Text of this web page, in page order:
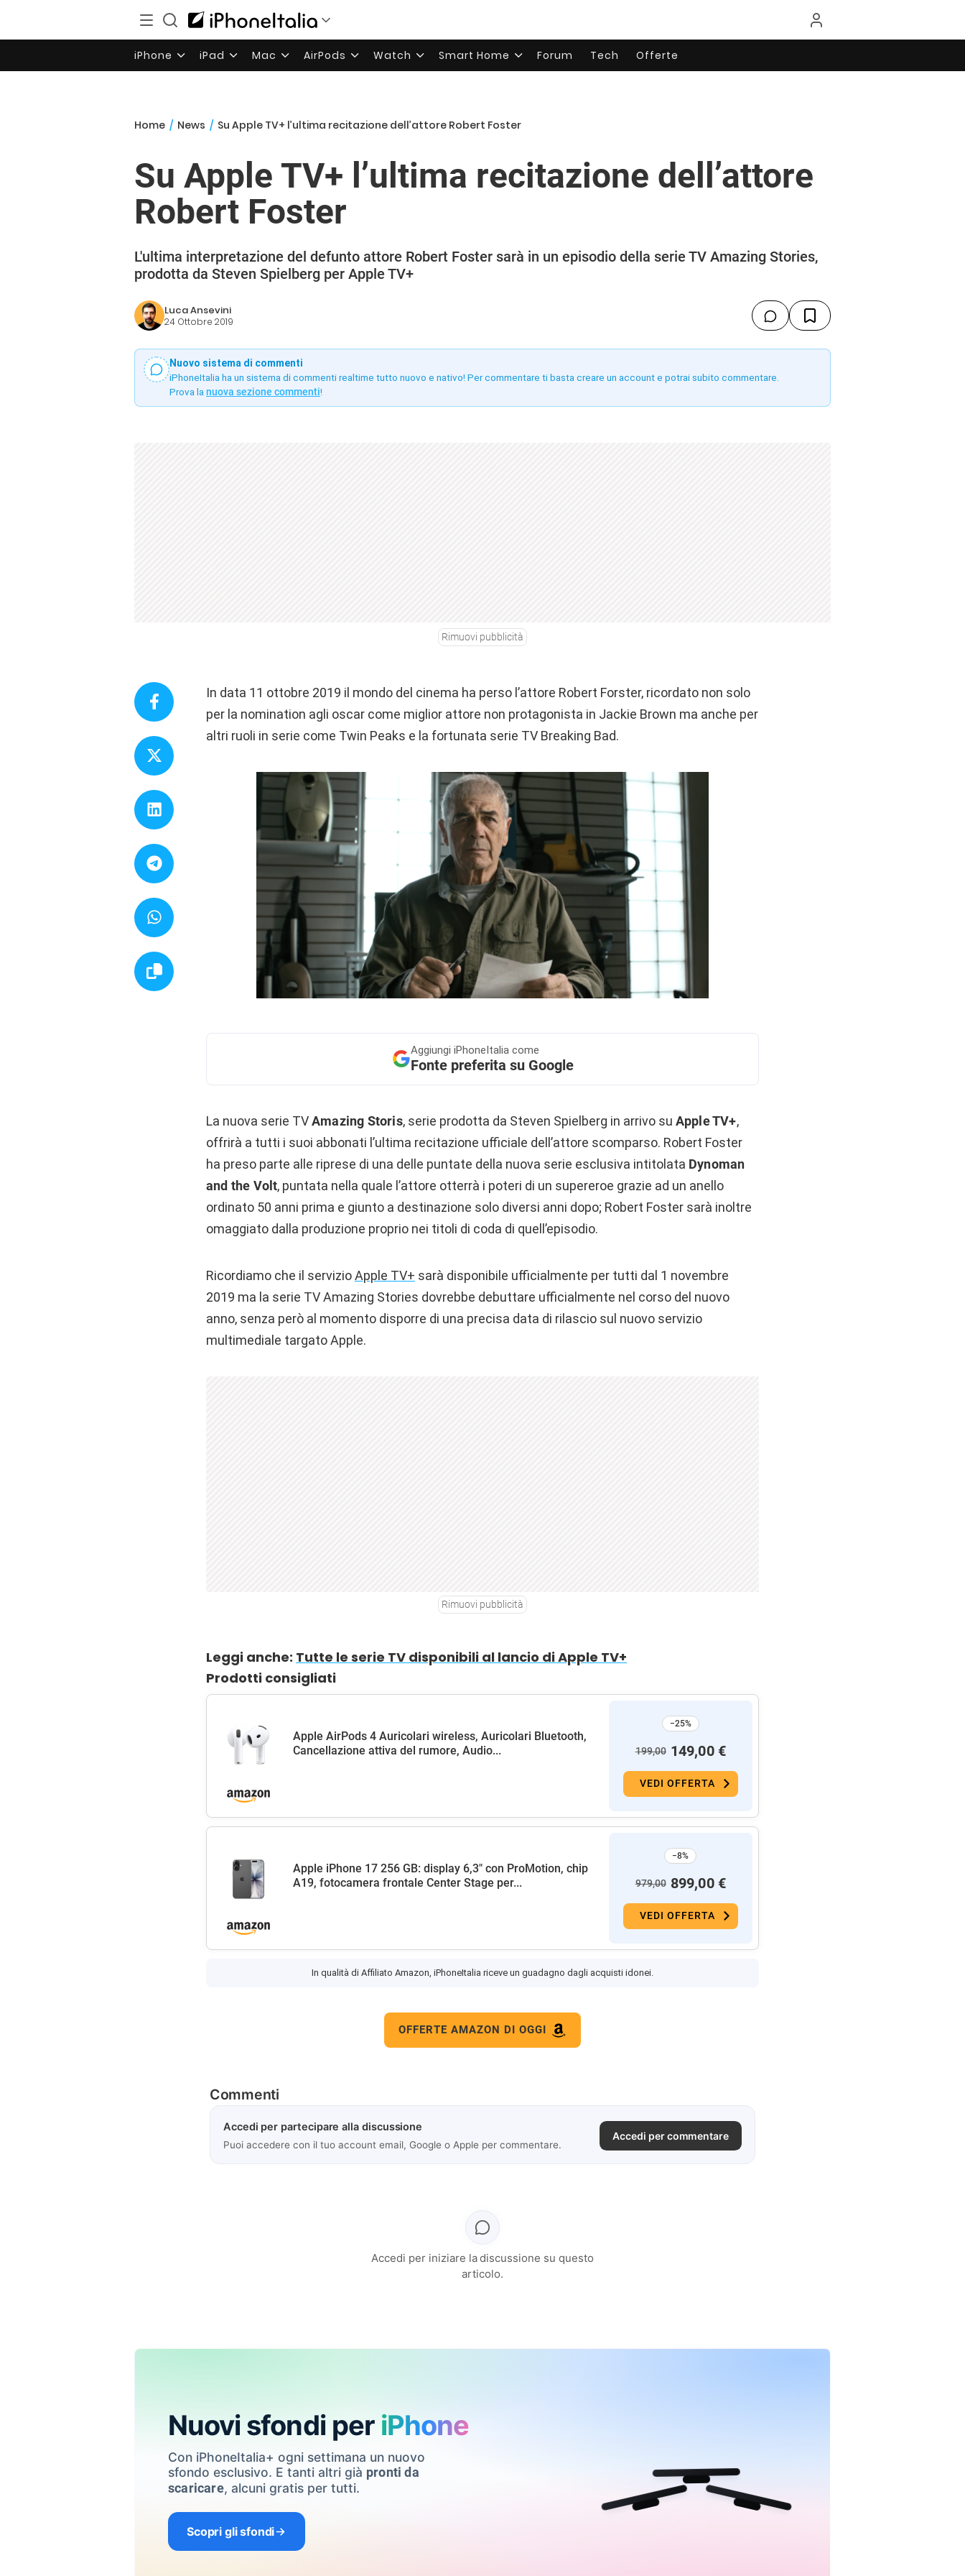
iPhone iPad Mac AirPods Watch Smart Home Forum Tech Offerte
Home / News / Su Apple TV+ l’ultima recitazione dell’attore Robert Foster
Su Apple TV+ l’ultima recitazione dell’attore
Robert Foster
L'ultima interpretazione del defunto attore Robert Foster sarà in un episodio della serie TV Amazing Stories,
prodotta da Steven Spielberg per Apple TV+
Luca Ansevini
24 Ottobre 2019
Nuovo sistema di commenti
iPhoneItalia ha un sistema di commenti realtime tutto nuovo e nativo! Per commentare ti basta creare un account e potrai subito commentare.
Prova la nuova sezione commenti!
Rimuovi pubblicità
In data 11 ottobre 2019 il mondo del cinema ha perso l’attore Robert Forster, ricordato non solo
per la nomination agli oscar come miglior attore non protagonista in Jackie Brown ma anche per
altri ruoli in serie come Twin Peaks e la fortunata serie TV Breaking Bad.
Aggiungi iPhoneItalia come
Fonte preferita su Google
La nuova serie TVAmazing Storis, serie prodotta da Steven Spielberg in arrivo su Apple TV+,
offrirà a tutti i suoi abbonati l’ultima recitazione ufficiale dell’attore scomparso. Robert Foster
ha preso parte alle riprese di una delle puntate della nuova serie esclusiva intitolata Dynoman
and the Volt, puntata nella quale l’attore otterrà i poteri di un supereroe grazie ad un anello
ordinato 50 anni prima e giunto a destinazione solo diversi anni dopo; Robert Foster sarà inoltre
omaggiato dalla produzione proprio nei titoli di coda di quell’episodio.
Ricordiamo che il servizioApple TV+ sarà disponibile ufficialmente per tutti dal 1 novembre
2019 ma la serie TV Amazing Stories dovrebbe debuttare ufficialmente nel corso del nuovo
anno, senza però al momento disporre di una precisa data di rilascio sul nuovo servizio
multimediale targato Apple.
Rimuovi pubblicità
Leggi anche: Tutte le serie TV disponibili al lancio di Apple TV+
Prodotti consigliati
Apple AirPods 4 Auricolari wireless, Auricolari Bluetooth,
Cancellazione attiva del rumore, Audio...
−25%
199,00 149,00 €
VEDI OFFERTA
Apple iPhone 17 256 GB: display 6,3" con ProMotion, chip
A19, fotocamera frontale Center Stage per...
−8%
979,00 899,00 €
VEDI OFFERTA
In qualità di Affiliato Amazon, iPhoneItalia riceve un guadagno dagli acquisti idonei.
OFFERTE AMAZON DI OGGI
Commenti
Accedi per partecipare alla discussione
Puoi accedere con il tuo account email, Google o Apple per commentare.
Accedi per commentare
Accedi per iniziare la discussione su questo
articolo.
Nuovi sfondi per iPhone
Con iPhoneItalia+ ogni settimana un nuovo
sfondo esclusivo. E tanti altri già pronti da
scaricare, alcuni gratis per tutti.
Scopri gli sfondi